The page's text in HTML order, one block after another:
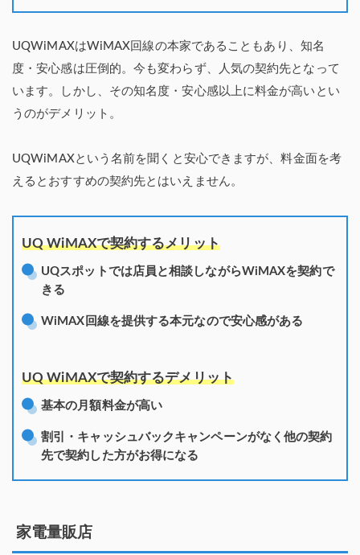
UQWiMAXはWiMAX回線の本家であることもあり、知名
度・安心感は圧倒的。今も変わらず、人気の契約先となって
います。しかし、その知名度・安心感以上に料金が高いとい
うのがデメリット。
UQWiMAXという名前を聞くと安心できますが、料金面を考
えるとおすすめの契約先とはいえません。
UQ WiMAXで契約するメリット
UQスポットでは店員と相談しながらWiMAXを契約で
きる
WiMAX回線を提供する本元なので安心感がある
UQ WiMAXで契約するデメリット
基本の月額料金が高い
割引・キャッシュバックキャンペーンがなく他の契約
先で契約した方がお得になる
家電量販店